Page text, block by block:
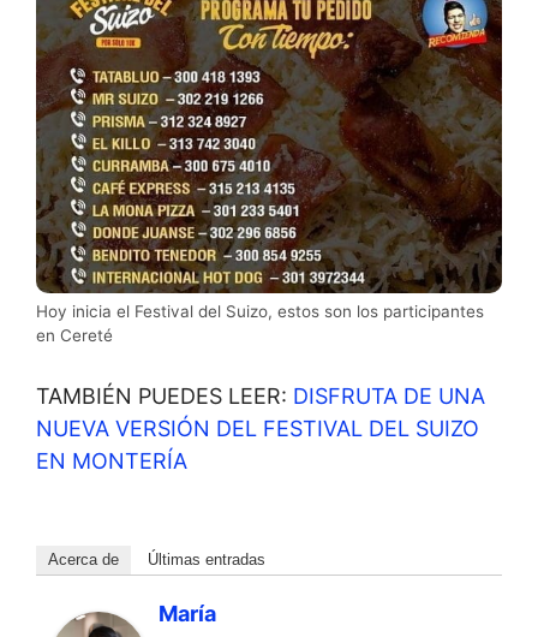
Hoy inicia el Festival del Suizo, estos son los participantes
en Cereté
TAMBIÉN PUEDES LEER: DISFRUTA DE UNA
NUEVA VERSIÓN DEL FESTIVAL DEL SUIZO
EN MONTERÍA
Acerca de Últimas entradas
María